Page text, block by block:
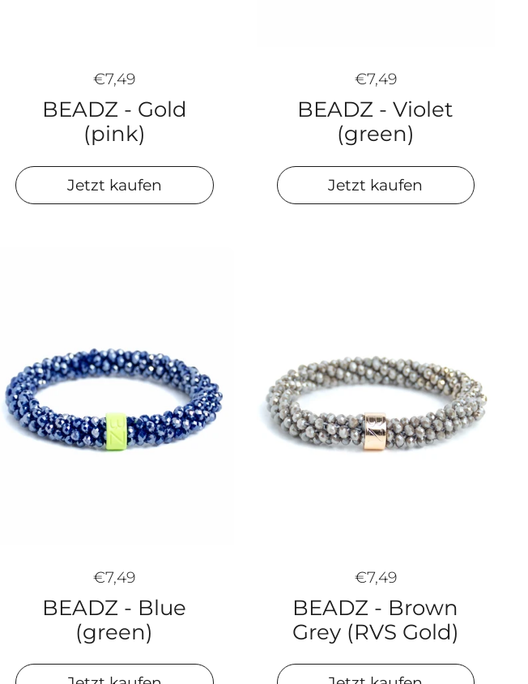
€7,49
BEADZ - Gold
(pink)
Jetzt kaufen
€7,49
BEADZ - Violet
(green)
Jetzt kaufen
€7,49
BEADZ - Blue
(green)
€7,49
BEADZ - Brown
Grey (RVS Gold)